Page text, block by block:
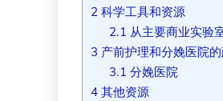
2 科学工具和资源
2.1 从主要商业实验
3 产前护理和分娩医院
3.1 分娩医院
4 其他资源